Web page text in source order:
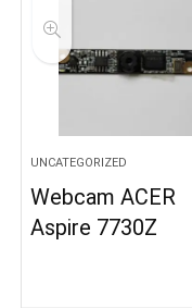
UNCATEGORIZED
Webcam ACER
Aspire 7730Z